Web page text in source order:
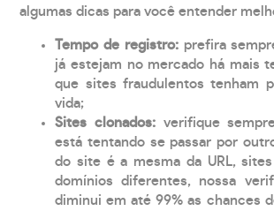
algumas dicas para você entender
Tempo de registro: prefira
já estejam no mercado há mais
que sites fraudulentos tenham
vida;
Sites clonados: verifique
está tentando se passar por
do site é a mesma da URL,
domínios diferentes, nossa
diminui em até 99% as chances